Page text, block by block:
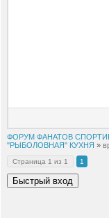
ФОРУМ ФАНАТОВ
"РЫБОЛОВНАЯ'' КУХНЯ »
Страница 1 из 1 1